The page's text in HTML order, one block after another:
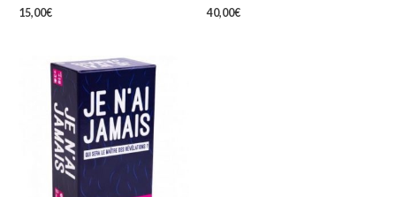
15,00€ 40,00€